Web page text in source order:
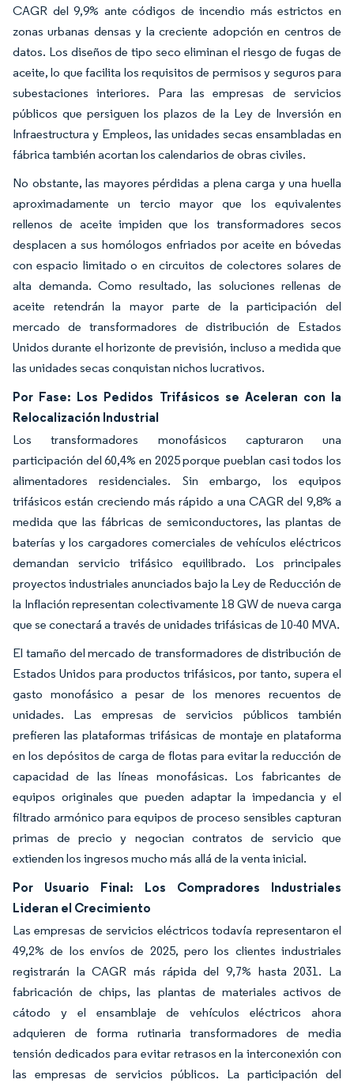
CAGR del 9,9% ante códigos de incendio más estrictos en
zonas urbanas densas y la creciente adopción en centros de
datos. Los diseños de tipo seco eliminan el riesgo de fugas de
aceite, lo que facilita los requisitos de permisos y seguros para
subestaciones interiores. Para las empresas de servicios
públicos que persiguen los plazos de la Ley de Inversión en
Infraestructura y Empleos, las unidades secas ensambladas en
fábrica también acortan los calendarios de obras civiles.
No obstante, las mayores pérdidas a plena carga y una huella
aproximadamente un tercio mayor que los equivalentes
rellenos de aceite impiden que los transformadores secos
desplacen a sus homólogos enfriados por aceite en bóvedas
con espacio limitado o en circuitos de colectores solares de
alta demanda. Como resultado, las soluciones rellenas de
aceite retendrán la mayor parte de la participación del
mercado de transformadores de distribución de Estados
Unidos durante el horizonte de previsión, incluso a medida que
las unidades secas conquistan nichos lucrativos.
Por Fase: Los Pedidos Trifásicos se Aceleran con la
Relocalización Industrial
Los transformadores monofásicos capturaron una
participación del 60,4% en 2025 porque pueblan casi todos los
alimentadores residenciales. Sin embargo, los equipos
trifásicos están creciendo más rápido a una CAGR del 9,8% a
medida que las fábricas de semiconductores, las plantas de
baterías y los cargadores comerciales de vehículos eléctricos
demandan servicio trifásico equilibrado. Los principales
proyectos industriales anunciados bajo la Ley de Reducción de
la Inflación representan colectivamente 18 GW de nueva carga
que se conectará a través de unidades trifásicas de 10-40 MVA.
El tamaño del mercado de transformadores de distribución de
Estados Unidos para productos trifásicos, por tanto, supera el
gasto monofásico a pesar de los menores recuentos de
unidades. Las empresas de servicios públicos también
prefieren las plataformas trifásicas de montaje en plataforma
en los depósitos de carga de flotas para evitar la reducción de
capacidad de las líneas monofásicas. Los fabricantes de
equipos originales que pueden adaptar la impedancia y el
filtrado armónico para equipos de proceso sensibles capturan
primas de precio y negocian contratos de servicio que
extienden los ingresos mucho más allá de la venta inicial.
Por Usuario Final: Los Compradores Industriales
Lideran el Crecimiento
Las empresas de servicios eléctricos todavía representaron el
49,2% de los envíos de 2025, pero los clientes industriales
registrarán la CAGR más rápida del 9,7% hasta 2031. La
fabricación de chips, las plantas de materiales activos de
cátodo y el ensamblaje de vehículos eléctricos ahora
adquieren de forma rutinaria transformadores de media
tensión dedicados para evitar retrasos en la interconexión con
las empresas de servicios públicos. La participación del